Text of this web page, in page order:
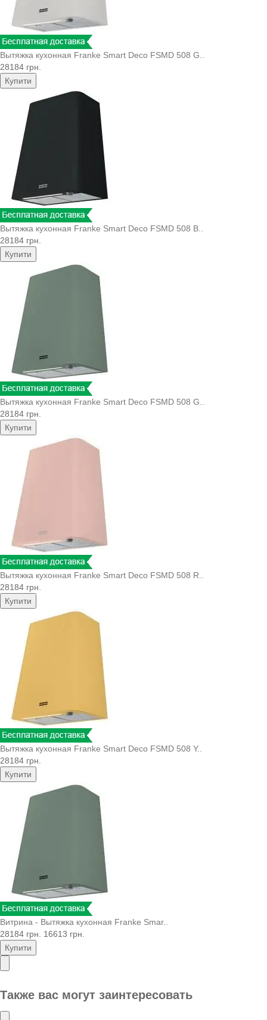
Вытяжка кухонная Franke Smart Deco FSMD 508 G..
28184 грн.
Купити
Вытяжка кухонная Franke Smart Deco FSMD 508 B..
28184 грн.
Купити
Вытяжка кухонная Franke Smart Deco FSMD 508 G..
28184 грн.
Купити
Вытяжка кухонная Franke Smart Deco FSMD 508 R..
28184 грн.
Купити
Вытяжка кухонная Franke Smart Deco FSMD 508 Y..
28184 грн.
Купити
Витрина - Вытяжка кухонная Franke Smar..
28184 грн.
16613 грн.
Купити
Также вас могут заинтересовать